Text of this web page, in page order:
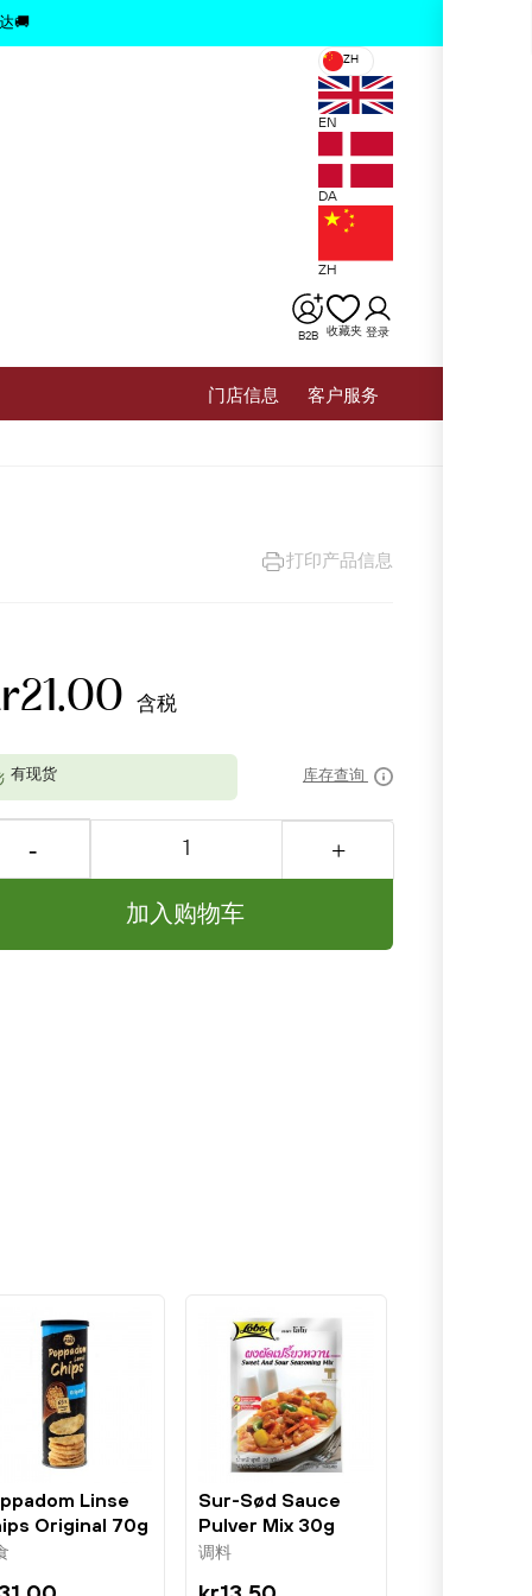
🚚
ZH
EN
DA
ZH
B2B 收藏夹 登录
⻔店信息 客户服务
打印产品信息
含税
库存查询
加入购物车
Linse
Original 70g
Sur-Sød Sauce
Pulver Mix 30g
Lobo
调料